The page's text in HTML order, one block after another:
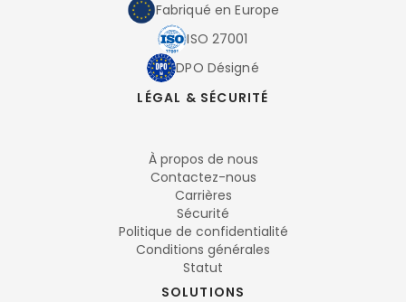
Fabriqué en Europe
ISO 27001
DPO Désigné
LÉGAL & SÉCURITÉ
À propos de nous
Contactez-nous
Carrières
Sécurité
Politique de confidentialité
Conditions générales
Statut
SOLUTIONS